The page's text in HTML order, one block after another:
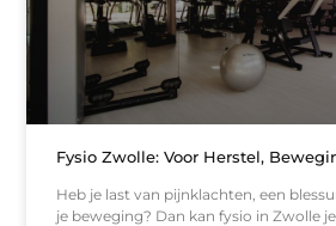
Fysio Zwolle: Voor Herstel,
Heb je last van pijnklachten, een
je beweging? Dan kan fysio in Zwolle